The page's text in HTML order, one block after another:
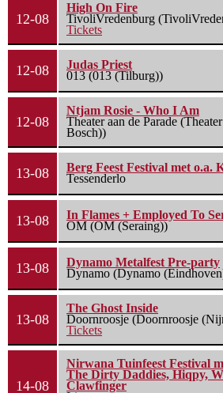
12-08
High On Fire
TivoliVredenburg
Tickets
12-08
Judas Priest
013 (013 (Tilburg))
12-08
Ntjam Rosie - Who I Am
Theater aan de Parade
Bosch))
13-08
Berg Feest Festival met o.a.
Tessenderlo
13-08
In Flames + Employed To
OM (OM (Seraing))
13-08
Dynamo Metalfest Pre-party
Dynamo (Dynamo
13-08
The Ghost Inside
Doornroosje (Doornroosje
Tickets
14-08
Nirwana Tuinfeest Festival
The Dirty Daddies, Hiqpy,
Clawfinger